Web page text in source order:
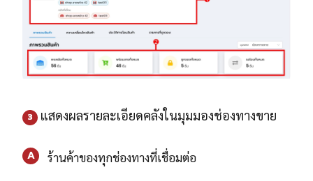
3 แสดงผลรายละเอียดคลังในมุมมองช่องทางขาย
A ร้านค้าของทุกช่องทางที่เชื่อมต่อ